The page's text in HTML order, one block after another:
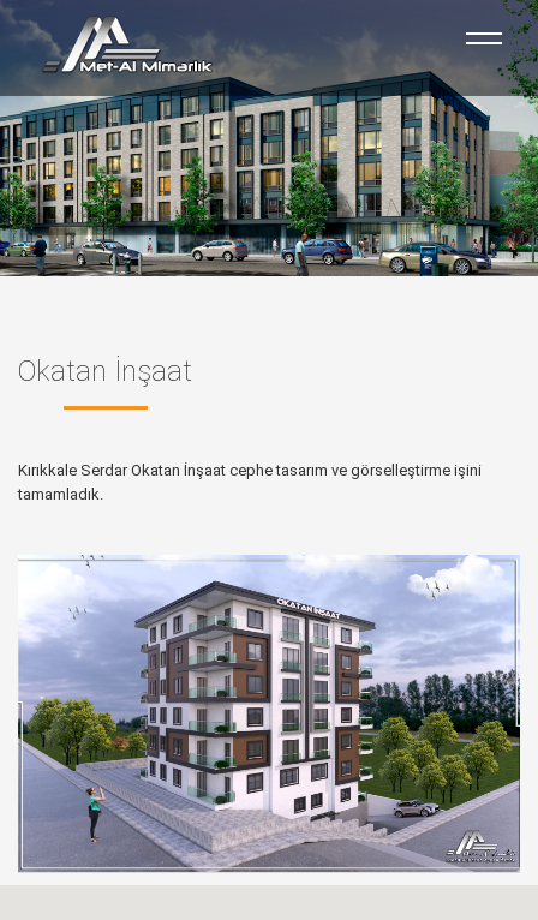
Okatan İnşaat
Kırıkkale Serdar Okatan İnşaat cephe tasarım ve görselleştirme işini
tamamladık.